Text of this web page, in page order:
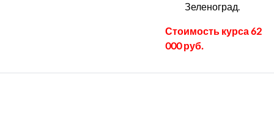
Зеленоград.
Стоимость курса 62
000 руб.